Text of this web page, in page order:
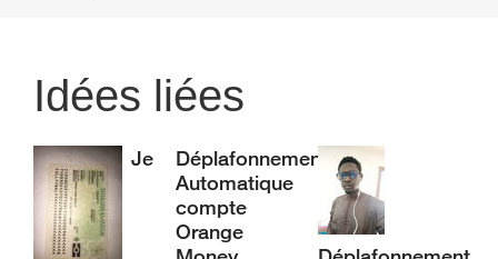
Idées liées
Je
Déplafonnement
Automatique
compte
Orange